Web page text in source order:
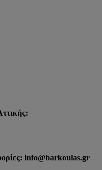
info@barkoulas.gr